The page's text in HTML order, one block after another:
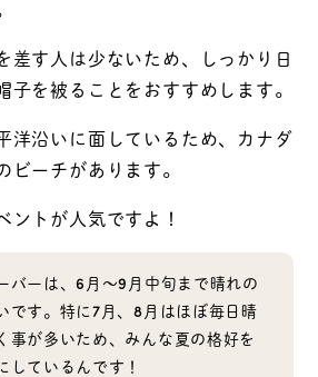
差す人は少ないため、しっかり日
子を被ることをおすすめします。
洋沿いに面しているため、カナダ
ビーチがあります。
ントが人気ですよ！
バーは、6月〜9月中旬まで晴れの
です。特に7月、8月はほぼ毎日晴
事が多いため、みんな夏の格好を
しているんです！